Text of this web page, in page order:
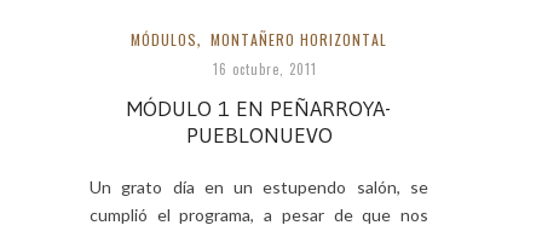
MÓDULOS, MONTAÑERO HORIZONTAL
16 octubre, 2011
MÓDULO 1 EN PEÑARROYA-
PUEBLONUEVO
Un grato día en un estupendo salón, se
cumplió el programa, a pesar de que nos